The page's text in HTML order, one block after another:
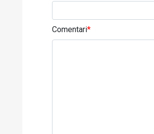
Comentari*